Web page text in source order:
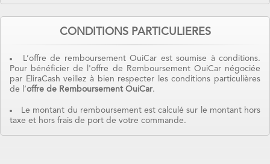
CONDITIONS PARTICULIERES
L’offre de remboursement OuiCar est soumise à conditions.
Pour bénéficier de l'offre de Remboursement OuiCar négociée
par EliraCash veillez à bien respecter les conditions particulières
de l’offre de Remboursement OuiCar.
Le montant du remboursement est calculé sur le montant hors
taxe et hors frais de port de votre commande.